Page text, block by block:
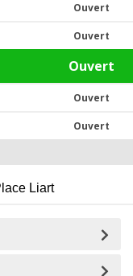
Ouvert
Ouvert
Ouvert
Ouvert
Ouvert
Liart